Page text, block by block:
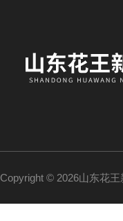
Copyright © 2026山东花